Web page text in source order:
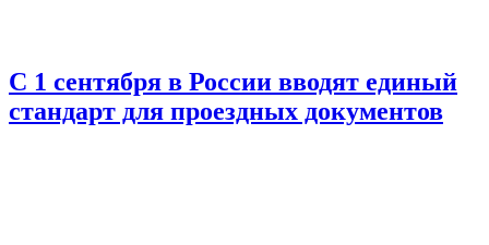
С 1 сентября в России вводят единый
стандарт для проездных документов